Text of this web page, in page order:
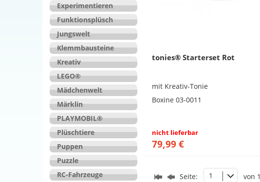
Experimentieren
Funktionsplüsch
Jungswelt
Klemmbausteine
Kreativ
LEGO®
Mädchenwelt
Märklin
PLAYMOBIL®
Plüschtiere
Puppen
Puzzle
RC-Fahrzeuge
tonies® Starterset Rot
mit Kreativ-Tonie
Boxine 03-0011
nicht lieferbar
79,99 €
Seite: 1 von 1